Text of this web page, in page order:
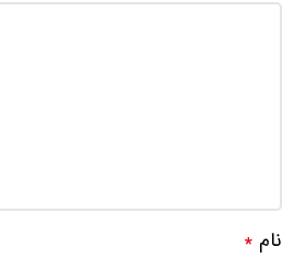
نام *